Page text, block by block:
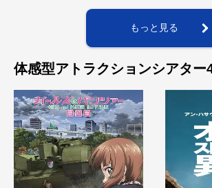
もっと見る
体感型アトラクションシアター